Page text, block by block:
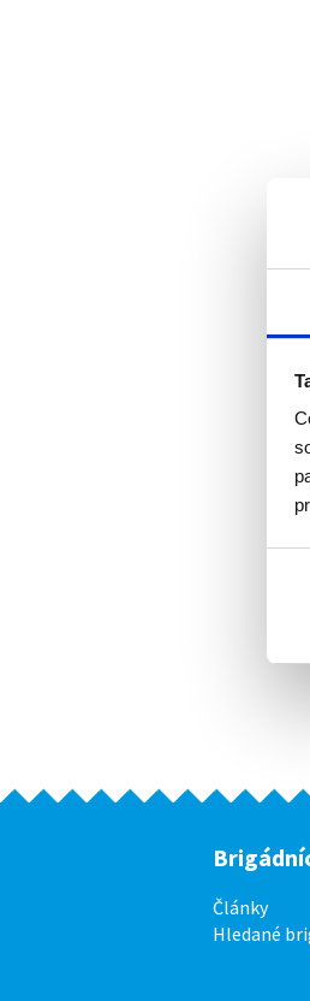
Články
Hledané